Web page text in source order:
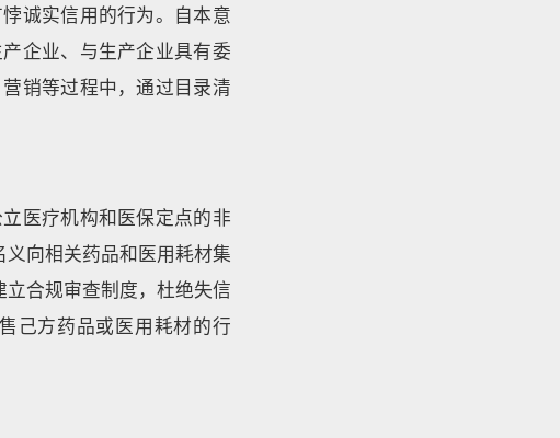
诚实信用的行为。自本意
企业、与生产企业具有委
销等过程中，通过目录清
医疗机构和医保定点的非
向相关药品和医用耗材集
合规审查制度，杜绝失信
己方药品或医用耗材的行